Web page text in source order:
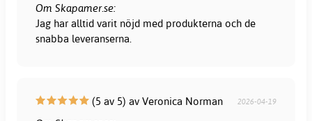
Om Skapamer.se:
Jag har alltid varit nöjd med produkterna och de
snabba leveranserna.
(5 av 5) av Veronica Norman 2026-04-19